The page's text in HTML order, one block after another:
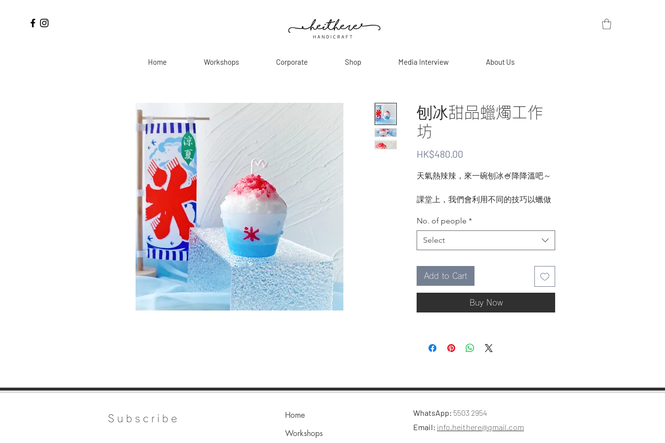
Home Workshops Corporate Shop Media Interview About Us
刨冰甜品蠟燭工作
坊
HK$480.00
天氣熱辣辣，來一碗刨冰🍧降降溫吧～
課堂上，我們會利用不同的技巧以蠟做
~過程簡單又好玩，是炎炎夏日的消暑
活動。
◐ 調色技巧
時間：11:00 / 15:00 / 19:00（每節1.5小
上課日期：
IG：heiithere
No. of people *
Select
Add to Cart
Buy Now
Subscribe
Home
Workshops
​WhatsApp: 5503 2954
Email: info.heithere@gmail.com